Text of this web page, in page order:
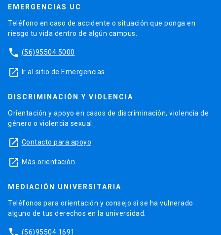
EMERGENCIAS UC
Teléfono en caso de accidente o situación que ponga en
riesgo tu vida dentro de algún campus.
phone (56)95504 5000
launch Ir al sitio de Emergencias
DISCRIMINACIÓN Y VIOLENCIA
Orientación y apoyo en casos de discriminación, violencia de
género o violencia sexual.
launch Contacto para apoyo
launch Más orientación
MEDIACIÓN UNIVERSITARIA
Teléfonos para orientación y consejo si se ha vulnerado
alguno de tus derechos en la universidad.
(56)95504 1691